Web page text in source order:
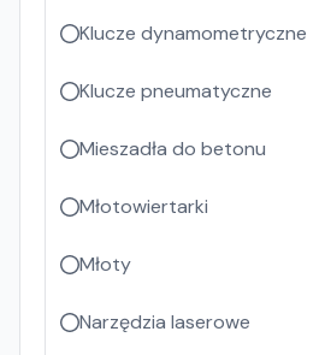
Klucze dynamometryczne
Klucze pneumatyczne
Mieszadła do betonu
Młotowiertarki
Młoty
Narzędzia laserowe